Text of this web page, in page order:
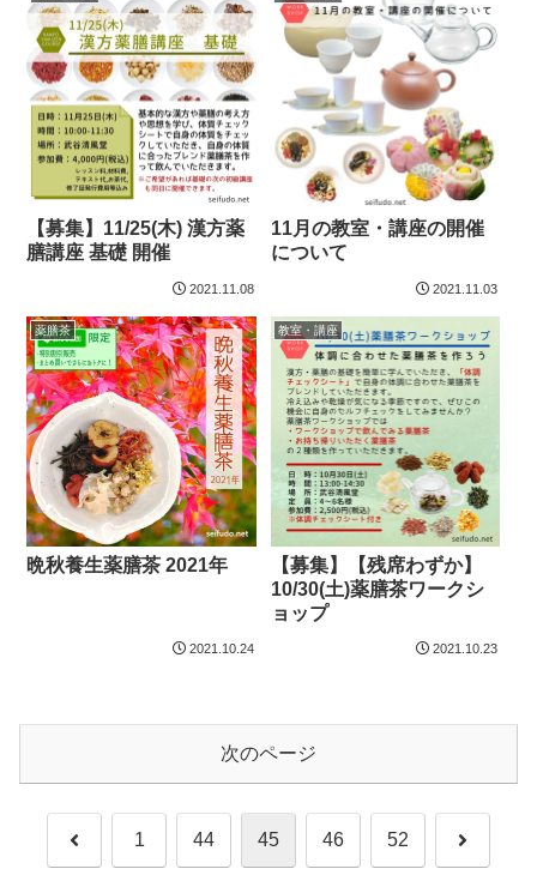
【募集】11/25(木) 漢方薬
膳講座 基礎 開催
2021.11.08
11月の教室・講座の開催
について
2021.11.03
薬膳茶
晩秋養生薬膳茶 2021年
2021.10.24
教室・講座
【募集】【残席わずか】
10/30(土)薬膳茶ワークシ
ョップ
2021.10.23
次のページ
前 1 44 45 46 52 次